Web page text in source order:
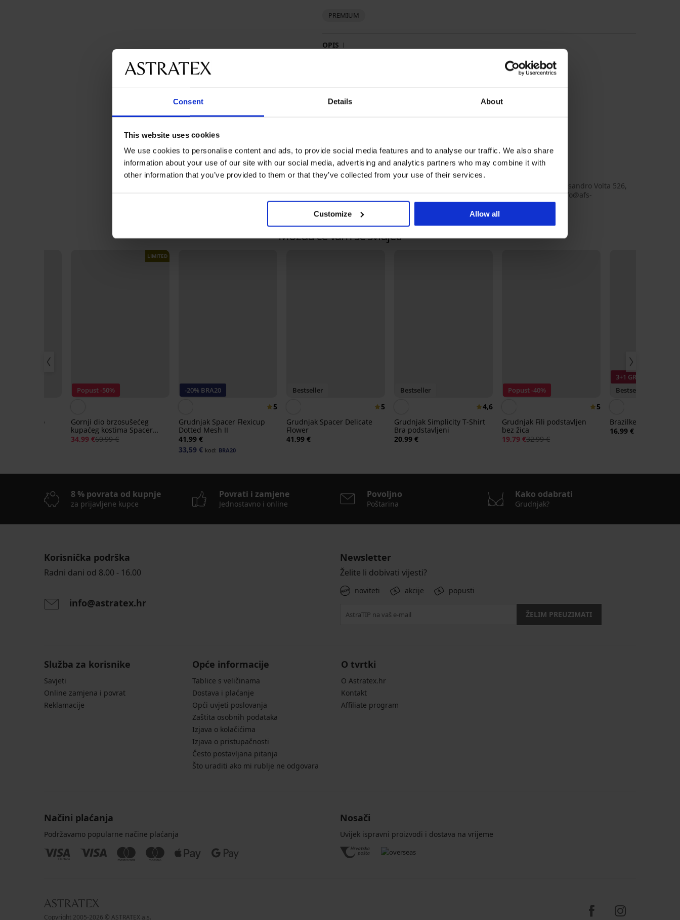
Consent Details About
This website uses cookies
We use cookies to personalise content and ads, to provide social media features and to analyse our traffic. We also share
information about your use of our site with our social media, advertising and analytics partners who may combine it with
other information that you’ve provided to them or that they’ve collected from your use of their services.
Customize Allow all
PREMIUM
OPIS
Bez žica
Područje gaćica klasičnog kroja
Materijal
91% poliamid, 7
Kod artikla
MI23023_sada
EAN
8030524540562,
Brand
Miradonna
AFS International srl, adresa: Corso Alessandro Volta 526,
80056 Terzigno (Napoli), Italy, e-mail: info@afs-
international.it
Možda će vam se svidjeti
Bamboo
Popust -50%
LIMITED
Gornji dio brzosušećeg
kupaćeg kostima Spacer
Flowerkiss
34,99 €69,99 €
-20% BRA20
5
Grudnjak Spacer Flexicup
Dotted Mesh II
41,99 €
33,59 € kod: BRA20
Bestseller
5
Grudnjak Spacer Delicate
Flower
41,99 €
Bestseller
4,6
Grudnjak Simplicity T-Shirt
Bra podstavljeni
20,99 €
Popust -40%
5
Grudnjak Fili podstavljen
bez žica
19,79 €32,99 €
3+1 GRATIS
Bestseller
Brazilke DIVA by IVA
16,99 €
8 % povrata od kupnje
za prijavljene kupce
Povrati i zamjene
Jednostavno i online
Povoljno
Poštarina
Kako odabrati
Grudnjak?
Korisnička podrška
Radni dani od 8.00 - 16.00
info@astratex.hr
Newsletter
Želite li dobivati vijesti?
noviteti akcije popusti
ŽELIM PREUZIMATI
Služba za korisnike
Savjeti
Online zamjena i povrat
Reklamacije
Opće informacije
Tablice s veličinama
Dostava i plaćanje
Opći uvjeti poslovanja
Zaštita osobnih podataka
Izjava o kolačićima
Izjava o pristupačnosti
Često postavljana pitanja
Što uraditi ako mi rublje ne odgovara
O tvrtki
O Astratex.hr
Kontakt
Affiliate program
Načini plaćanja
Podržavamo popularne načine plaćanja
Nosači
Uvijek ispravni proizvodi i dostava na vrijeme
Copyright 2005-2026 © ASTRATEX a.s.